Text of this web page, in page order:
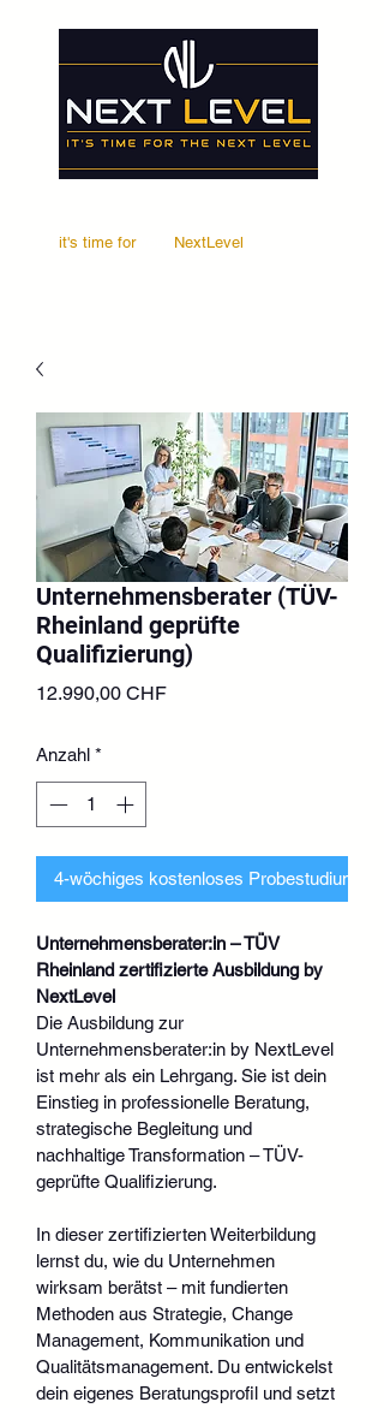
it's time for NextLevel
Unternehmensberater (TÜV-
Rheinland geprüfte
Qualifizierung)
12.990,00 CHFPreis
Anzahl *
4-wöchiges kostenloses Probestudium
Unternehmensberater:in – TÜV
Rheinland zertifizierte Ausbildung by
NextLevel
Die Ausbildung zur
Unternehmensberater:in by NextLevel
ist mehr als ein Lehrgang. Sie ist dein
Einstieg in professionelle Beratung,
strategische Begleitung und
nachhaltige Transformation – TÜV-
geprüfte Qualifizierung.
In dieser zertifizierten Weiterbildung
lernst du, wie du Unternehmen
wirksam berätst – mit fundierten
Methoden aus Strategie, Change
Management, Kommunikation und
Qualitätsmanagement. Du entwickelst
dein eigenes Beratungsprofil und setzt